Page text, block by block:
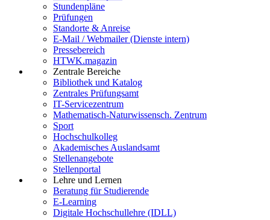
Stundenpläne
Prüfungen
Standorte & Anreise
E-Mail / Webmailer (Dienste intern)
Pressebereich
HTWK.magazin
Zentrale Bereiche
Bibliothek und Katalog
Zentrales Prüfungsamt
IT-Servicezentrum
Mathematisch-Naturwissensch. Zentrum
Sport
Hochschulkolleg
Akademisches Auslandsamt
Stellenangebote
Stellenportal
Lehre und Lernen
Beratung für Studierende
E-Learning
Digitale Hochschullehre (IDLL)